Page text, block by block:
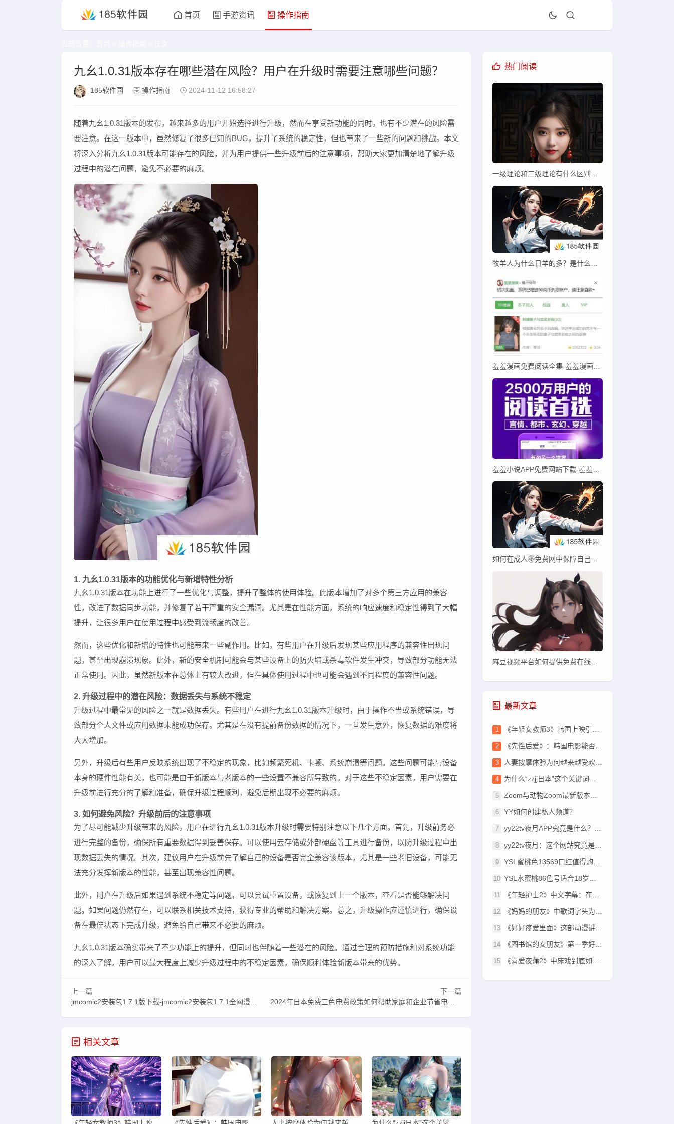
首页 手游资讯 操作指南
九幺1.0.31版本存在哪些潜在风险？用户在升级时需要注意哪些问题？
185软件园 操作指南 2024-11-12 16:58:27
随着九幺1.0.31版本的发布，越来越多的用户开始选择进行升级，然而在享受新功能的同时，也有不少潜在的风险需
要注意。在这一版本中，虽然修复了很多已知的BUG，提升了系统的稳定性，但也带来了一些新的问题和挑战。本文
将深入分析九幺1.0.31版本可能存在的风险，并为用户提供一些升级前后的注意事项，帮助大家更加清楚地了解升级
过程中的潜在问题，避免不必要的麻烦。
1. 九幺1.0.31版本的功能优化与新增特性分析
九幺1.0.31版本在功能上进行了一些优化与调整，提升了整体的使用体验。此版本增加了对多个第三方应用的兼容
性，改进了数据同步功能，并修复了若干严重的安全漏洞。尤其是在性能方面，系统的响应速度和稳定性得到了大幅
提升，让很多用户在使用过程中感受到流畅度的改善。
然而，这些优化和新增的特性也可能带来一些副作用。比如，有些用户在升级后发现某些应用程序的兼容性出现问
题，甚至出现崩溃现象。此外，新的安全机制可能会与某些设备上的防火墙或杀毒软件发生冲突，导致部分功能无法
正常使用。因此，虽然新版本在总体上有较大改进，但在具体使用过程中也可能会遇到不同程度的兼容性问题。
2. 升级过程中的潜在风险：数据丢失与系统不稳定
升级过程中最常见的风险之一就是数据丢失。有些用户在进行九幺1.0.31版本升级时，由于操作不当或系统错误，导
致部分个人文件或应用数据未能成功保存。尤其是在没有提前备份数据的情况下，一旦发生意外，恢复数据的难度将
大大增加。
另外，升级后有些用户反映系统出现了不稳定的现象，比如频繁死机、卡顿、系统崩溃等问题。这些问题可能与设备
本身的硬件性能有关，也可能是由于新版本与老版本的一些设置不兼容所导致的。对于这些不稳定因素，用户需要在
升级前进行充分的了解和准备，确保升级过程顺利，避免后期出现不必要的麻烦。
3. 如何避免风险？升级前后的注意事项
为了尽可能减少升级带来的风险，用户在进行九幺1.0.31版本升级时需要特别注意以下几个方面。首先，升级前务必
进行完整的备份，确保所有重要数据得到妥善保存。可以使用云存储或外部硬盘等工具进行备份，以防升级过程中出
现数据丢失的情况。其次，建议用户在升级前先了解自己的设备是否完全兼容该版本，尤其是一些老旧设备，可能无
法充分发挥新版本的性能，甚至出现兼容性问题。
此外，用户在升级后如果遇到系统不稳定等问题，可以尝试重置设备，或恢复到上一个版本，查看是否能够解决问
题。如果问题仍然存在，可以联系相关技术支持，获得专业的帮助和解决方案。总之，升级操作应谨慎进行，确保设
备在最佳状态下完成升级，避免给自己带来不必要的麻烦。
九幺1.0.31版本确实带来了不少功能上的提升，但同时也伴随着一些潜在的风险。通过合理的预防措施和对系统功能
的深入了解，用户可以最大程度上减少升级过程中的不稳定因素，确保顺利体验新版本带来的优势。
上一篇
jmcomic2安装包1.7.1版下载-jmcomic2安装包1.7.1全网漫画都能看的软件下载入口
下一篇
2024年日本免费三色电费政策如何帮助家庭和企业节省电费？
相关文章
热门阅读
如何在成人㊙️免费网中保障自己的隐私与安全？未来会有怎样的变化？
麻豆视频平台如何提供免费在线观看影视内容？用户体验好不好？
最新文章
《年轻女教师3》韩国上映引发热议，剧情和角色设定为何成为观众关注焦点？
《先性后爱》：韩国电影能否挑战传统爱情观念，打破性与爱的界限？
人妻按摩体验为何越来越受欢迎？是否能带来身心的双重放松？
为什么“zzjj日本”这个关键词在网络搜索中越来越热门？
Zoom与动物Zoom最新版本有什么区别？
YY如何创建私人频道？
yy22tv夜月APP究竟是什么？它有什么独特的功能和优势？
yy22tv夜月：这个网站究竟是什么？它的内容能满足你的需求吗？
YSL蜜桃色13569口红值得购买吗？其独特色号和使用体验如何？
YSL水蜜桃86色号适合18岁以上人群使用吗？使用后会导致肤色变黑吗？
《年轻护士2》中文字幕：在哪里可以观看到高清完整版？
《妈妈的朋友》中歌词字头为何成为热议话题？它到底在暗示什么？
《好好疼爱里面》这部动漫讲了什么故事？为何它能吸引如此多的观众？
《图书馆的女朋友》第一季好看吗？剧情和角色如何？值得追吗？
《喜爱夜蒲2》中床戏到底如何展现爱情与欲望的交织？